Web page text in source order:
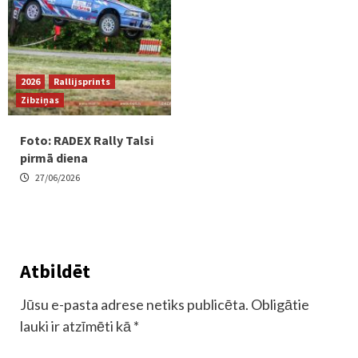
2026
Rallijsprints
Zibziņas
Foto: RADEX Rally Talsi
pirmā diena
27/06/2026
Atbildēt
Jūsu e-pasta adrese netiks publicēta. Obligātie
lauki ir atzīmēti kā *